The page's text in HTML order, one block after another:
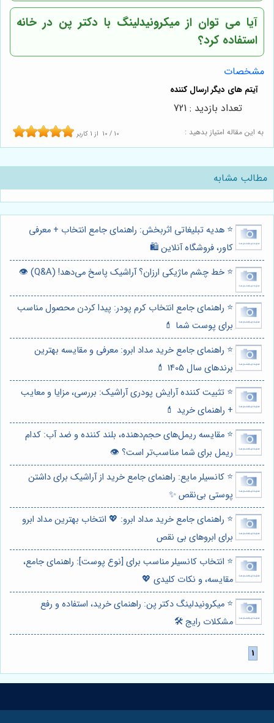
آیا می توان از میکرونیدلینگ با دکتر پن در خانه
استفاده کرد؟
مشخصات
به این مقاله امتیاز بدهید : 10 / 10 از 1 کاربر
تعداد بازدید : 721
مطالب مشابه
⭐️ هدیه تبلیغاتی اثربخش: راهنمای جامع انتخاب + معرفی
کاور، فروشگاه آنلاین 🛍️
⭐️ خط چشم ماژیکی ارزان؟ آراشیک پاسخ می‌دهد! (Q&A) 👁️
⭐️ راهنمای جامع انتخاب کرم پودر: پیدا کردن محصول مناسب
برای پوست شما 💄
⭐️ راهنمای جامع خرید مداد ابرو: معرفی و مقایسه بهترین
برندهای سال 1405 💄
⭐️ تثبیت کننده آرایش پودری آراشیک: بررسی، مزایا و معایب
+ راهنمای خرید 💄
⭐️ مقایسه ریمل‌های حجم‌دهنده، بلند کننده و ضد آب: کدام
ریمل برای شما مناسب‌تر است؟ 👁️
⭐️ کانسیلر مایع: راهنمای جامع خرید از آراشیک برای داشتن
پوستی بی‌نقص ✨
⭐️ راهنمای جامع خرید مداد ابرو: 💖 انتخاب بهترین مداد ابرو
برای ابروهای بی نقص
⭐️ انتخاب کانسیلر مناسب برای [نوع پوست]: راهنمای جامع،
مقایسه، و نکات کلیدی 💖
⭐️ میکرونیدلینگ دکتر پن: راهنمای خرید، استفاده و رفع
مشکلات رایج 🛠️